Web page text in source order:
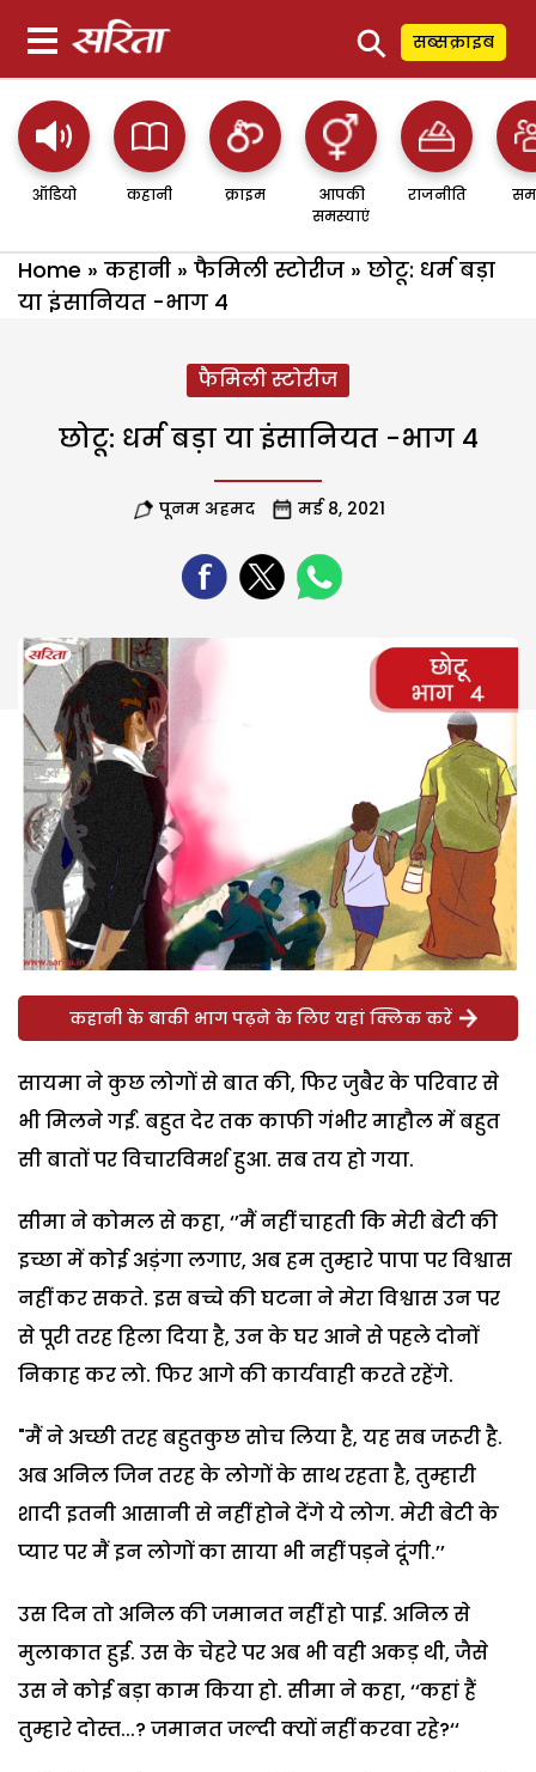
⚲ सब्सक्राइब
ऑडियो कहानी क्राइम
आपकी
समस्याएं
राजनीति
Home » कहानी » फैमिली स्टोरीज » छोटू: धर्म बड़ा
या इंसानियत -भाग 4
फैमिली स्टोरीज
छोटू: धर्म बड़ा या इंसानियत -भाग 4
पूनम अहमद मई 8, 2021
कहानी के बाकी भाग पढ़ने के लिए यहां क्लिक करें
सायमा ने कुछ लोगों से बात की, फिर जुबैर के परिवार से
भी मिलने गईं. बहुत देर तक काफी गंभीर माहौल में बहुत
सी बातों पर विचारविमर्श हुआ. सब तय हो गया.
सीमा ने कोमल से कहा, ‘’मैं नहीं चाहती कि मेरी बेटी की
इच्छा में कोई अड़ंगा लगाए, अब हम तुम्हारे पापा पर विश्वास
नहीं कर सकते. इस बच्चे की घटना ने मेरा विश्वास उन पर
से पूरी तरह हिला दिया है, उन के घर आने से पहले दोनों
निकाह कर लो. फिर आगे की कार्यवाही करते रहेंगे.
"मैं ने अच्छी तरह बहुतकुछ सोच लिया है, यह सब जरूरी है.
अब अनिल जिन तरह के लोगों के साथ रहता है, तुम्हारी
शादी इतनी आसानी से नहीं होने देंगे ये लोग. मेरी बेटी के
प्यार पर मैं इन लोगों का साया भी नहीं पड़ने दूंगी.’’
उस दिन तो अनिल की जमानत नहीं हो पाई. अनिल से
मुलाकात हुई. उस के चेहरे पर अब भी वही अकड़ थी, जैसे
उस ने कोई बड़ा काम किया हो. सीमा ने कहा, ‘‘कहां हैं
तुम्हारे दोस्त...? जमानत जल्दी क्यों नहीं करवा रहे?‘‘